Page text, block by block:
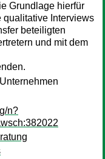
Grundlage hierfür
qualitative Interviews
beteiligten
und mit dem
n?